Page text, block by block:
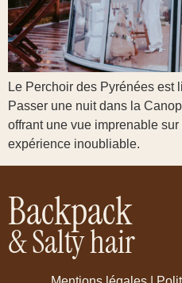
Le Perchoir des Pyrénées est
Passer une nuit dans la
offrant une vue imprenable
expérience inoubliable.
Backpack
& Salty hair